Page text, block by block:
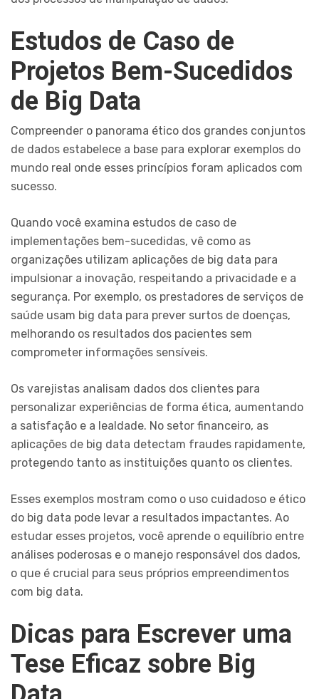
Estudos de Caso de
Projetos Bem-Sucedidos
de Big Data
Compreender o panorama ético dos grandes conjuntos
de dados estabelece a base para explorar exemplos do
mundo real onde esses princípios foram aplicados com
sucesso.
Quando você examina estudos de caso de
implementações bem-sucedidas, vê como as
organizações utilizam aplicações de big data para
impulsionar a inovação, respeitando a privacidade e a
segurança. Por exemplo, os prestadores de serviços de
saúde usam big data para prever surtos de doenças,
melhorando os resultados dos pacientes sem
comprometer informações sensíveis.
Os varejistas analisam dados dos clientes para
personalizar experiências de forma ética, aumentando
a satisfação e a lealdade. No setor financeiro, as
aplicações de big data detectam fraudes rapidamente,
protegendo tanto as instituições quanto os clientes.
Esses exemplos mostram como o uso cuidadoso e ético
do big data pode levar a resultados impactantes. Ao
estudar esses projetos, você aprende o equilíbrio entre
análises poderosas e o manejo responsável dos dados,
o que é crucial para seus próprios empreendimentos
com big data.
Dicas para Escrever uma
Tese Eficaz sobre Big